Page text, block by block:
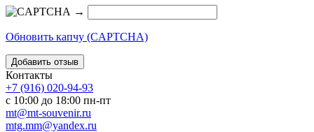
→
Обновить капчу (CAPTCHA)
Контакты
+7 (916) 020-94-93
с 10:00 до 18:00 пн-пт
mt@mt-souvenir.ru
mtg.mm@yandex.ru